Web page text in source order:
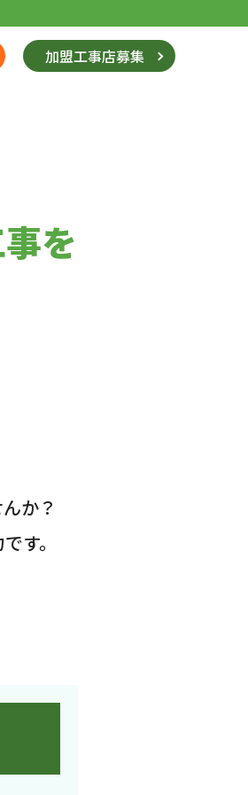
加盟工事店募集
を
か？
す。